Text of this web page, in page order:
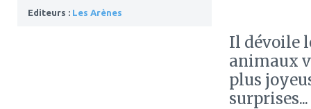
Editeurs : Les Arènes
Il dévoile
animaux
plus
surprises...